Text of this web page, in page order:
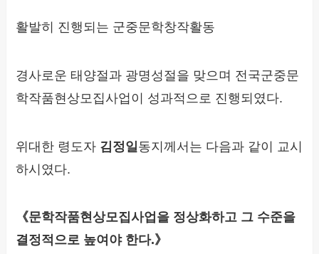
활발히 진행되는 군중문학창작활동
경사로운 태양절과 광명성절을 맞으며 전국군중문
학작품현상모집사업이 성과적으로 진행되였다.
위대한 령도자 김정일 동지께서는 다음과 같이 교시
하시였다.
《문학작품현상모집사업을 정상화하고 그 수준을
결정적으로 높여야 한다.》